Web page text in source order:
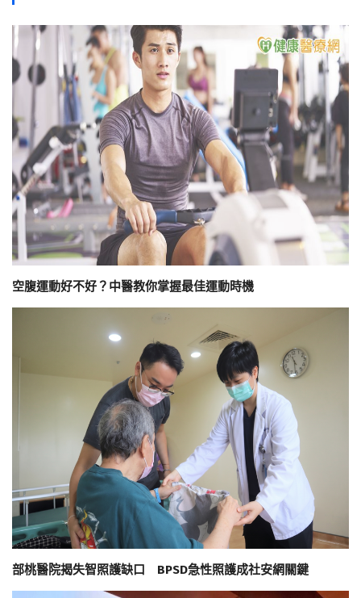
空腹運動好不好？中醫教你掌握最佳運動時機
部桃醫院揭失智照護缺口 BPSD急性照護成社安網關鍵